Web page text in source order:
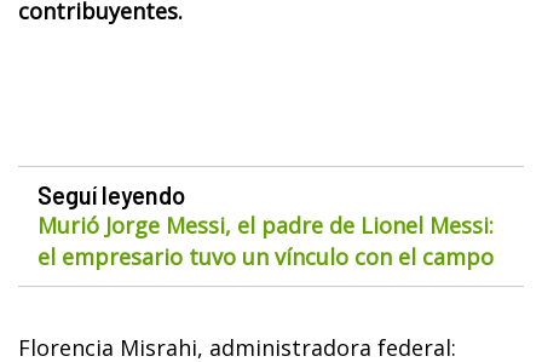
contribuyentes.
Seguí leyendo
Murió Jorge Messi, el padre de Lionel Messi:
el empresario tuvo un vínculo con el campo
Florencia Misrahi, administradora federal: